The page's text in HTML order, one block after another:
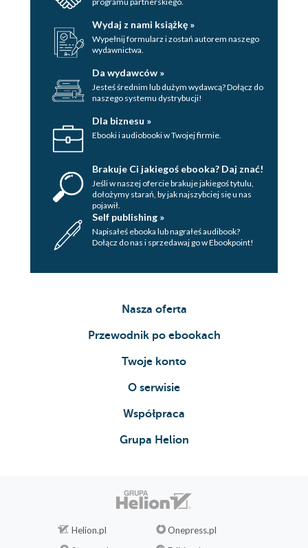
Wydaj z nami książkę »
Wypełnij formularz i zostań autorem naszego
wydawnictwa.
Da wydawców »
Jesteś średnim lub dużym wydawcą? Dołącz do
naszego systemu dystrybucji!
Dla biznesu »
Ebooki i audiobooki w Twojej firmie.
Brakuje Ci jakiegoś ebooka? Daj znać!
Jeśli w naszej ofercie brakuje jakiegoś tytulu,
dołożymy starań, by jak najszybciej się u nas
pojawił.
Self publishing »
Napisałeś ebooka lub nagrałeś audibook?
Dołącz do nas i sprzedawaj go w Ebookpoint!
Nasza oferta
Przewodnik po ebookach
Twoje konto
O serwisie
Współpraca
Grupa Helion
Helion.pl
Onepress.pl